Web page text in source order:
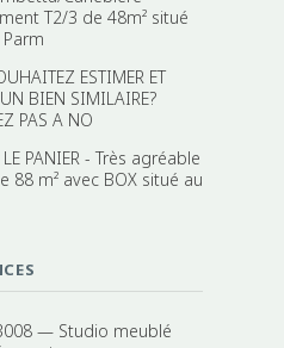
T2/3 de 48m² situé
ESTIMER ET
BIEN SIMILAIRE?
PAS A NO
PANIER - Très agréable
88 m² avec BOX situé au
— Studio meublé